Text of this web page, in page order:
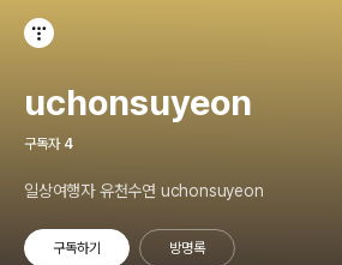
uchonsuyeon
구독자 4
일상여행자 유천수연 uchonsuyeon
구독하기 방명록